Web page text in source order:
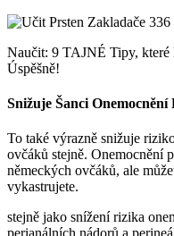
Naučit: 9 TAJNÉ Tipy,
Úspěšně!
Snižuje Šanci Onemocnění
To také výrazně snižuje
ovčáků stejně. Onemocnění
německých ovčáků, ale
vykastrujete.
stejně jako snížení rizika